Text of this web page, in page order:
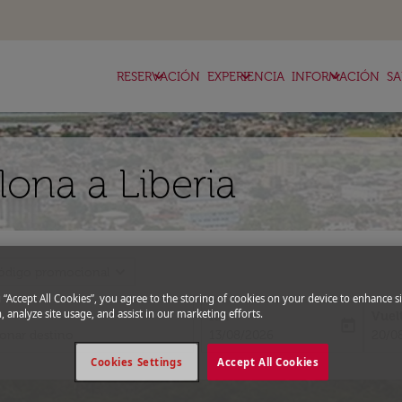
RESERVACIÓN
keyboard_arrow_down EXPERIENCIA
keyboard_arrow_down INFORMACIÓN
keyboard_arrow_down
a Liberia
Ida
fc-
“Accept All Cookies”, you agree to the storing of cookies on your device to enhance
analyze site usage, and assist in our marketing efforts.
Accept All Cookies
Cookies Settings